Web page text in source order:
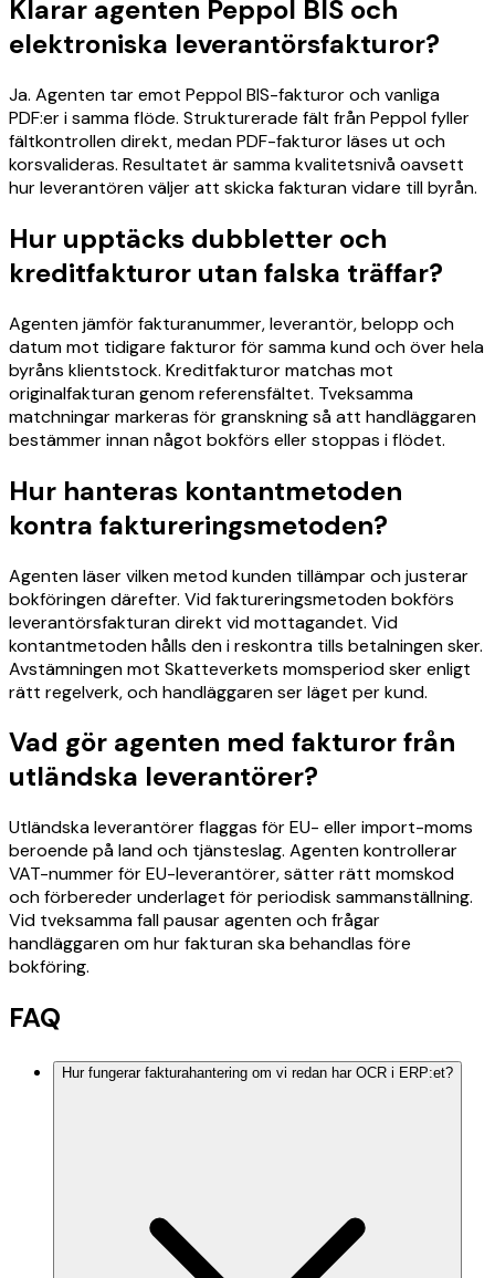
Klarar agenten Peppol BIS och
elektroniska leverantörsfakturor?
Ja. Agenten tar emot Peppol BIS-fakturor och vanliga
PDF:er i samma flöde. Strukturerade fält från Peppol fyller
fältkontrollen direkt, medan PDF-fakturor läses ut och
korsvalideras. Resultatet är samma kvalitetsnivå oavsett
hur leverantören väljer att skicka fakturan vidare till byrån.
Hur upptäcks dubbletter och
kreditfakturor utan falska träffar?
Agenten jämför fakturanummer, leverantör, belopp och
datum mot tidigare fakturor för samma kund och över hela
byråns klientstock. Kreditfakturor matchas mot
originalfakturan genom referensfältet. Tveksamma
matchningar markeras för granskning så att handläggaren
bestämmer innan något bokförs eller stoppas i flödet.
Hur hanteras kontantmetoden
kontra faktureringsmetoden?
Agenten läser vilken metod kunden tillämpar och justerar
bokföringen därefter. Vid faktureringsmetoden bokförs
leverantörsfakturan direkt vid mottagandet. Vid
kontantmetoden hålls den i reskontra tills betalningen sker.
Avstämningen mot Skatteverkets momsperiod sker enligt
rätt regelverk, och handläggaren ser läget per kund.
Vad gör agenten med fakturor från
utländska leverantörer?
Utländska leverantörer flaggas för EU- eller import-moms
beroende på land och tjänsteslag. Agenten kontrollerar
VAT-nummer för EU-leverantörer, sätter rätt momskod
och förbereder underlaget för periodisk sammanställning.
Vid tveksamma fall pausar agenten och frågar
handläggaren om hur fakturan ska behandlas före
bokföring.
FAQ
Hur fungerar fakturahantering om vi redan har OCR i ERP:et?